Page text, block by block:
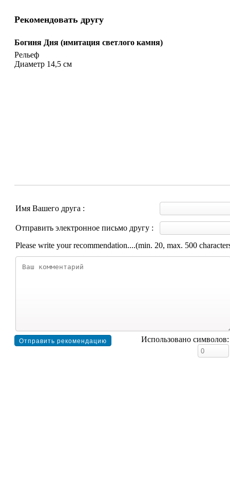
Рекомендовать другу
Богиня Дня (имитация светлого камня)
Рельеф
Диаметр 14,5 см
Имя Вашего друга :
Отправить электронное письмо другу :
Please write your recommendation....(min. 20, max. 500
Использовано символов: